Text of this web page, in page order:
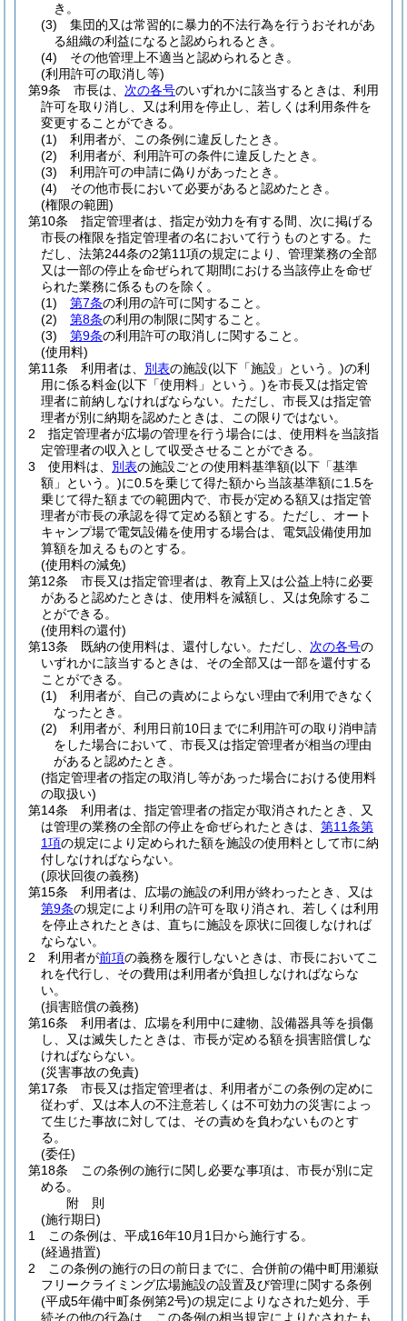
き。
(3)
集団的又は常習的に暴力的不法行為を行うおそれがあ
る組織の利益になると認められるとき。
(4)
その他管理上不適当と認められるとき。
(利用許可の取消し等)
第9条
市長は、 次の各号のいずれかに該当するときは、利用
許可を取り消し、又は利用を停止し、若しくは利用条件を
変更することができる。
(1)
利用者が、この条例に違反したとき。
(2)
利用者が、利用許可の条件に違反したとき。
(3)
利用許可の申請に偽りがあったとき。
(4)
その他市長において必要があると認めたとき。
(権限の範囲)
第10条
指定管理者は、指定が効力を有する間、次に掲げる
市長の権限を指定管理者の名において行うものとする。 た
だし、法第244条の2第11項の規定により、管理業務の全部
又は一部の停止を命ぜられて期間における当該停止を命ぜ
られた業務に係るものを除く。
(1)
第7条の利用の許可に関すること。
(2)
第8条の利用の制限に関すること。
(3)
第9条の利用許可の取消しに関すること。
(使用料)
第11条
利用者は、 別表の施設(以下「施設」という。)の利
用に係る料金(以下「使用料」という。)を市長又は指定管
理者に前納しなければならない。 ただし、市長又は指定管
理者が別に納期を認めたときは、この限りではない。
2
指定管理者が広場の管理を行う場合には、使用料を当該指
定管理者の収入として収受させることができる。
3
使用料は、 別表の施設ごとの使用料基準額(以下「基準
額」という。)に0.5を乗じて得た額から当該基準額に1.5を
乗じて得た額までの範囲内で、市長が定める額又は指定管
理者が市長の承認を得て定める額とする。 ただし、オート
キャンプ場で電気設備を使用する場合は、電気設備使用加
算額を加えるものとする。
(使用料の減免)
第12条
市長又は指定管理者は、教育上又は公益上特に必要
があると認めたときは、使用料を減額し、又は免除するこ
とができる。
(使用料の還付)
第13条
既納の使用料は、還付しない。 ただし、 次の各号の
いずれかに該当するときは、その全部又は一部を還付する
ことができる。
(1)
利用者が、自己の責めによらない理由で利用できなく
なったとき。
(2)
利用者が、利用日前10日までに利用許可の取り消申請
をした場合において、市長又は指定管理者が相当の理由
があると認めたとき。
(指定管理者の指定の取消し等があった場合における使用料
の取扱い)
第14条
利用者は、指定管理者の指定が取消されたとき、又
は管理の業務の全部の停止を命ぜられたときは、 第11条第
1項の規定により定められた額を施設の使用料として市に納
付しなければならない。
(原状回復の義務)
第15条
利用者は、広場の施設の利用が終わったとき、又は
第9条の規定により利用の許可を取り消され、若しくは利用
を停止されたときは、直ちに施設を原状に回復しなければ
ならない。
2
利用者が前項の義務を履行しないときは、市長においてこ
れを代行し、その費用は利用者が負担しなければならな
い。
(損害賠償の義務)
第16条
利用者は、広場を利用中に建物、設備器具等を損傷
し、又は滅失したときは、市長が定める額を損害賠償しな
ければならない。
(災害事故の免責)
第17条
市長又は指定管理者は、利用者がこの条例の定めに
従わず、又は本人の不注意若しくは不可効力の災害によっ
て生じた事故に対しては、その責めを負わないものとす
る。
(委任)
第18条
この条例の施行に関し必要な事項は、市長が別に定
める。
附 則
(施行期日)
1
この条例は、平成16年10月1日から施行する。
(経過措置)
2
この条例の施行の日の前日までに、合併前の備中町用瀬嶽
フリークライミング広場施設の設置及び管理に関する条例
(平成5年備中町条例第2号)の規定によりなされた処分、手
続その他の行為は、この条例の相当規定によりなされたも